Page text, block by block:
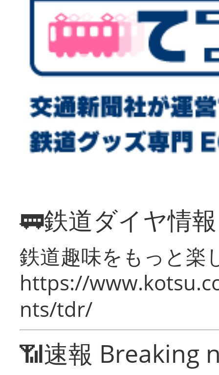
🚃鉄道ダイヤ情
鉄道趣味をもっと楽
https://
nts/tdr/
📶速報 Breaking